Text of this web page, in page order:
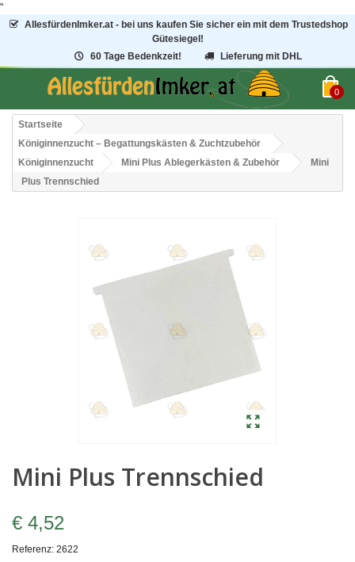
"
AllesfürdenImker.at - bei uns kaufen Sie sicher ein mit dem Trustedshop
Gütesiegel!
60 Tage Bedenkzeit!
Lieferung mit DHL
0
Startseite
Königinnenzucht – Begattungskästen & Zuchtzubehör
Königinnenzucht
Mini Plus Ablegerkästen & Zubehör
Mini
Plus Trennschied
Mini Plus Trennschied
€ 4,52
Referenz: 2622